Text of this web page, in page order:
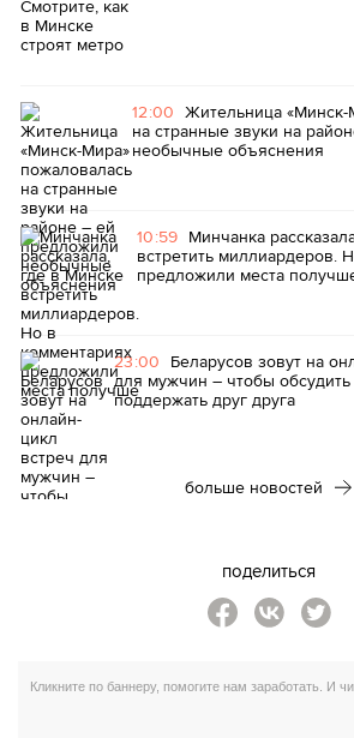
12:00 Жительница
на странные звуки на
необычные объяснения
10:59 Минчанка
встретить миллиардеров.
предложили места
23:00 Беларусов зовут на
для мужчин – чтобы
поддержать друг друга
больше новостей
поделиться